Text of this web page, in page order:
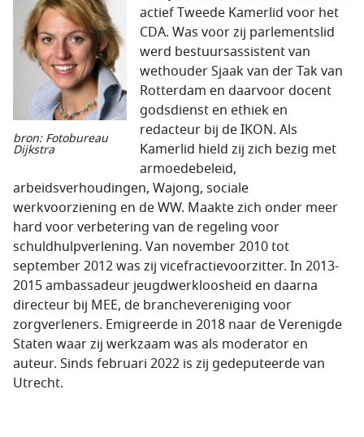
bron: Fotobureau
Dijkstra
actief Tweede Kamerlid voor het
CDA. Was voor zij parlementslid
werd bestuursassistent van
wethouder Sjaak van der Tak van
Rotterdam en daarvoor docent
godsdienst en ethiek en
redacteur bij de IKON. Als
Kamerlid hield zij zich bezig met
armoedebeleid,
arbeidsverhoudingen, Wajong, sociale
werkvoorziening en de WW. Maakte zich onder meer
hard voor verbetering van de regeling voor
schuldhulpverlening. Van november 2010 tot
september 2012 was zij vicefractievoorzitter. In 2013-
2015 ambassadeur jeugdwerkloosheid en daarna
directeur bij MEE, de branchevereniging voor
zorgverleners. Emigreerde in 2018 naar de Verenigde
Staten waar zij werkzaam was als moderator en
auteur. Sinds februari 2022 is zij gedeputeerde van
Utrecht.